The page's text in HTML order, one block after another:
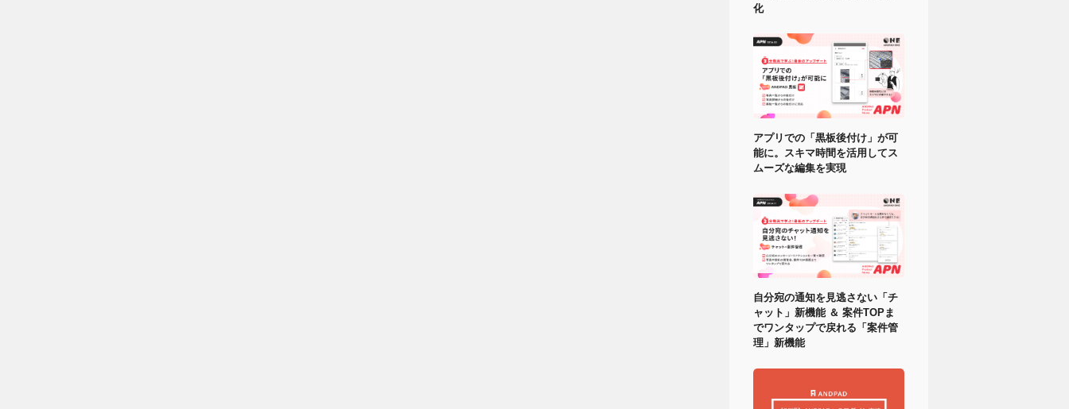
化
アプリでの「黒板後付け」が可
能に。スキマ時間を活用してス
ムーズな編集を実現
自分宛の通知を見逃さない「チ
ャット」新機能 ＆ 案件TOPま
でワンタップで戻れる「案件管
理」新機能